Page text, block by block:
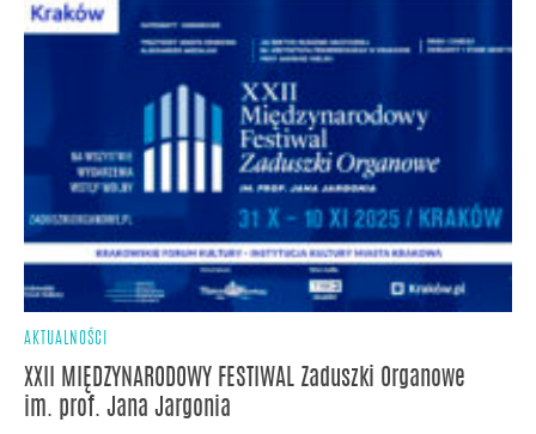
AKTUALNOŚCI
XXII MIĘDZYNARODOWY FESTIWAL Zaduszki Organowe
im. prof. Jana Jargonia